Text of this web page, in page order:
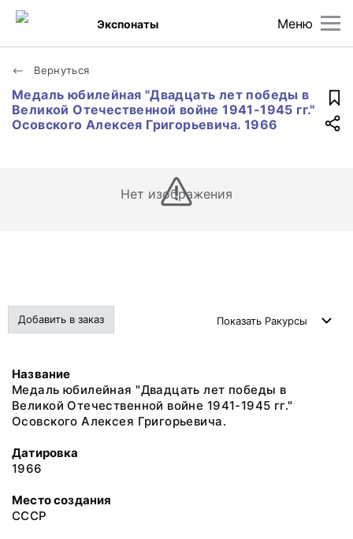
Меню
Экспонаты
Вернуться
Медаль юбилейная "Двадцать лет победы в
Великой Отечественной войне 1941-1945 гг."
Осовского Алексея Григорьевича. 1966
Нет изображения
Добавить в заказ Показать Ракурсы
Название
Медаль юбилейная "Двадцать лет победы в
Великой Отечественной войне 1941-1945 гг."
Осовского Алексея Григорьевича.
Датировка
1966
Место создания
СССР